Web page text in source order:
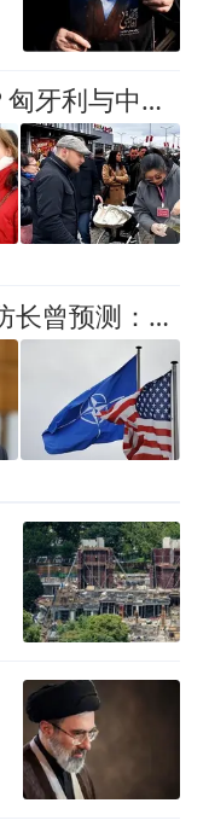
中国失散千年的“亲兄弟”？匈牙利与中国，相似之处多到让人惊叹
中国已做好战争准备？俄防长曾预测：10年内俄罗斯与北约或有一战